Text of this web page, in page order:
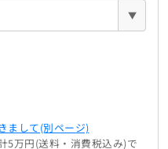
▼
まして(別ページ)
5万円(送料・消費税込み)で